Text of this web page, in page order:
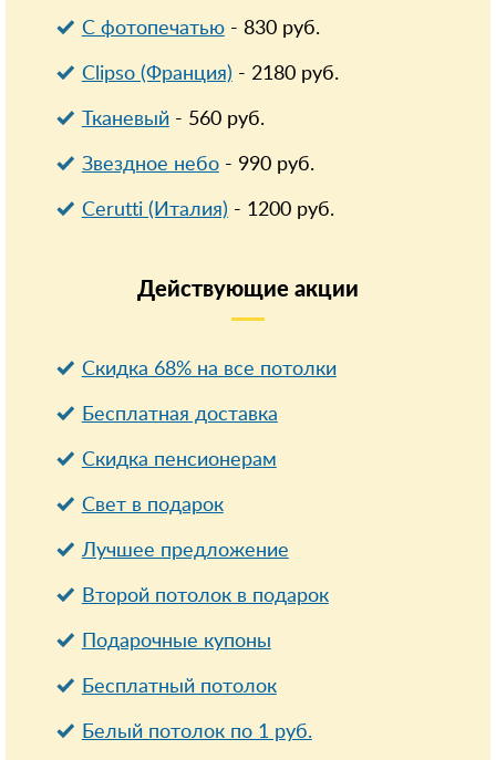
С фотопечатью- 830руб.
Clipso (Франция) - 2180руб.
Тканевый- 560руб.
Звездное небо- 990руб.
Cerutti (Италия) - 1200руб.
Действующие акции
Скидка 68% на все потолки
Бесплатная доставка
Cкидка пенсионерам
Свет в подарок
Лучшее предложение
Второй потолок в подарок
Подарочные купоны
Бесплатный потолок
Белый потолок по 1 руб.